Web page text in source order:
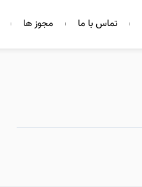
تماس با ما مجوز ها